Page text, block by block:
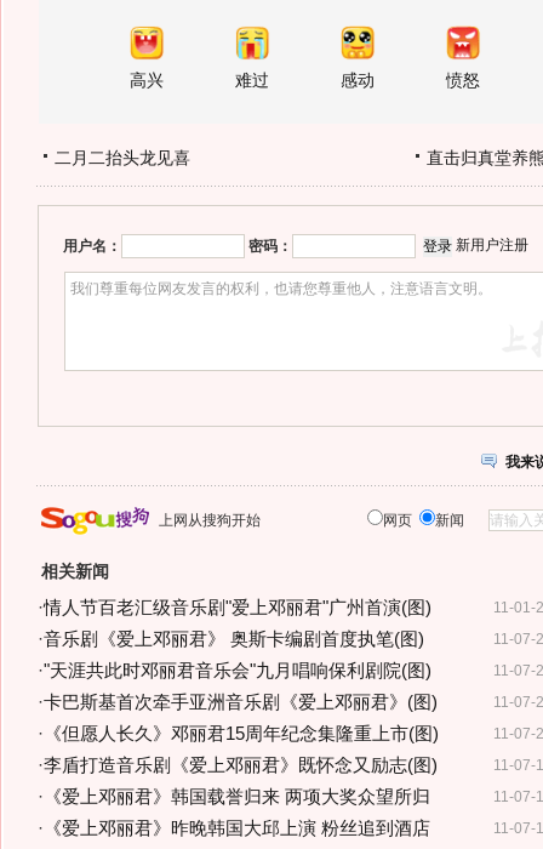
高兴 难过 感动 愤怒
二月二抬头龙见喜 直击归真堂养
用户名： 密码： 新用户注册
我来
上网从搜狗开始 网页 新闻
相关新闻
11-01-
·情人节百老汇级音乐剧"爱上邓丽君"广州首演(图)
11-07-
·音乐剧《爱上邓丽君》 奥斯卡编剧首度执笔(图)
11-07-
·"天涯共此时邓丽君音乐会"九月唱响保利剧院(图)
11-07-
·卡巴斯基首次牵手亚洲音乐剧《爱上邓丽君》(图)
11-07-
· 《但愿人长久》邓丽君15周年纪念集隆重上市(图)
11-07-
·李盾打造音乐剧《爱上邓丽君》既怀念又励志(图)
11-07-
· 《爱上邓丽君》韩国载誉归来 两项大奖众望所归
11-07-
· 《爱上邓丽君》昨晚韩国大邱上演 粉丝追到酒店